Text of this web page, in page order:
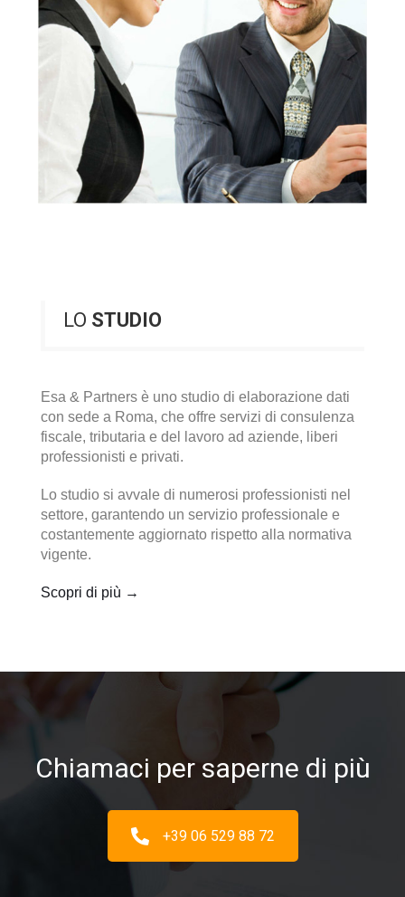
LO STUDIO
Esa & Partners è uno studio di elaborazione dati
con sede a Roma, che offre servizi di consulenza
fiscale, tributaria e del lavoro ad aziende, liberi
professionisti e privati.
Lo studio si avvale di numerosi professionisti nel
settore, garantendo un servizio professionale e
costantemente aggiornato rispetto alla normativa
vigente.
Scopri di più →
Chiamaci per saperne di più
+39 06 529 88 72